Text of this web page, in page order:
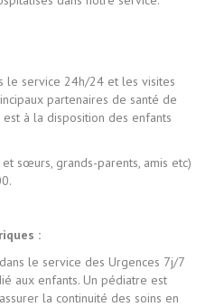
le service 24h/24 et les visites
partenaires de santé de
à la disposition des enfants
sœurs, grands-parents, amis etc)
:
le service des Urgences 7j/7
aux enfants. Un pédiatre est
la continuité des soins en